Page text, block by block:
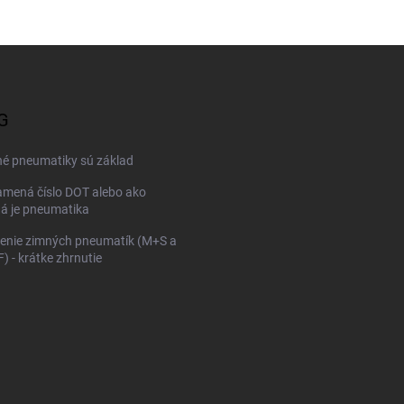
pneumatiky sú základ
číslo DOT alebo ako
je pneumatika
zimných pneumatík (M+S a
- krátke zhrnutie